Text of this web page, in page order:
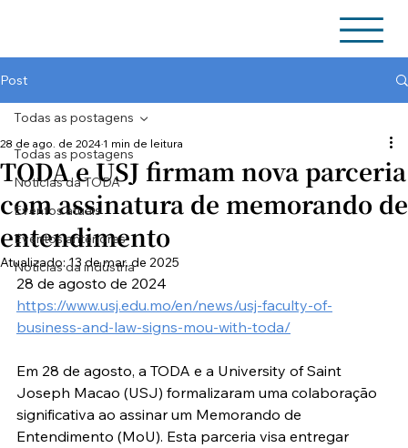
Post
Todas as postagens
Notícias da TODA
Eventos atuais
Eventos anteriores
Notícias da indústria
Todas as postagens
TODA e USJ firmam nova parceria
com assinatura de memorando de
entendimento
28 de ago. de 2024 1 min de leitura
Atualizado:13 de mar. de 2025
28 de agosto de 2024
https://www.usj.edu.mo/en/news/usj-faculty-of-
business-and-law-signs-mou-with-toda/
Em 28 de agosto, a TODA e a University of Saint
Joseph Macao (USJ) formalizaram uma colaboração
significativa ao assinar um Memorando de
Entendimento (MoU). Esta parceria visa entregar